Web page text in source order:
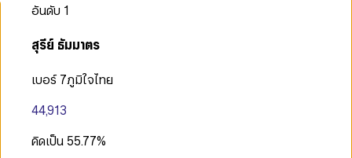
อันดับ 1
สุรีย์ ธัมมาตร
เบอร์ 7ภูมิใจไทย
44,913
คิดเป็น 55.77%